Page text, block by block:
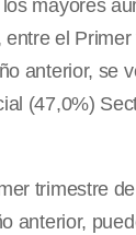
mayores
entre el
anterior, se
(47,0%)
trimestre
anterior,